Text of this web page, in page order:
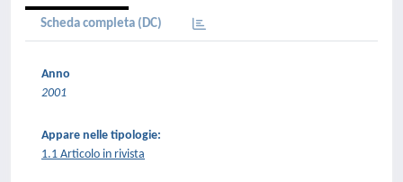
Scheda completa (DC)
Anno
2001
Appare nelle tipologie:
1.1 Articolo in rivista